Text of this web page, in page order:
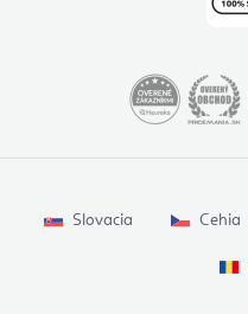
Slovacia Cehia